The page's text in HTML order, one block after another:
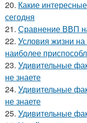
20. Какие
сегодня
21. Сравнение ВВП
22. Условия жизни
наиболее
23. Удивительные
не знаете
24. Удивительные
не знаете
25. Удивительные